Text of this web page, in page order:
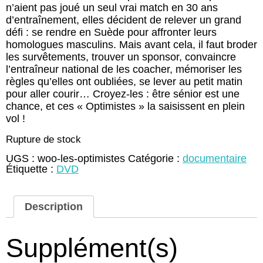
n’aient pas joué un seul vrai match en 30 ans
d’entraînement, elles décident de relever un grand
défi : se rendre en Suède pour affronter leurs
homologues masculins. Mais avant cela, il faut broder
les survêtements, trouver un sponsor, convaincre
l’entraîneur national de les coacher, mémoriser les
règles qu’elles ont oubliées, se lever au petit matin
pour aller courir… Croyez-les : être sénior est une
chance, et ces « Optimistes » la saisissent en plein
vol !
Rupture de stock
UGS : woo-les-optimistes Catégorie : documentaire
Étiquette : DVD
Description
Supplément(s)